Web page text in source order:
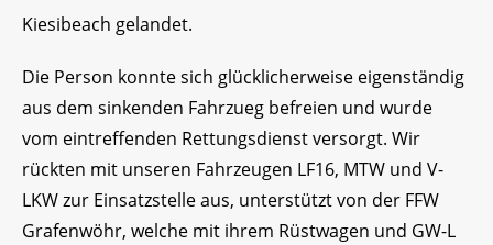
Kiesibeach gelandet.
Die Person konnte sich glücklicherweise eigenständig
aus dem sinkenden Fahrzueg befreien und wurde
vom eintreffenden Rettungsdienst versorgt. Wir
rückten mit unseren Fahrzeugen LF16, MTW und V-
LKW zur Einsatzstelle aus, unterstützt von der FFW
Grafenwöhr, welche mit ihrem Rüstwagen und GW-L